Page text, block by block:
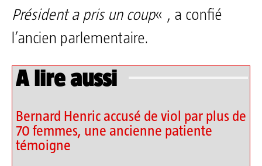
Président a pris un coup« , a confié
l’ancien parlementaire.
A lire aussi
Bernard Henric accusé de viol par plus de
70 femmes, une ancienne patiente
témoigne